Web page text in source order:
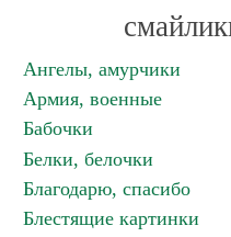
Ангелы, амурчики
Армия, военные
Бабочки
Белки, белочки
Благодарю, спасибо
Блестящие картинки